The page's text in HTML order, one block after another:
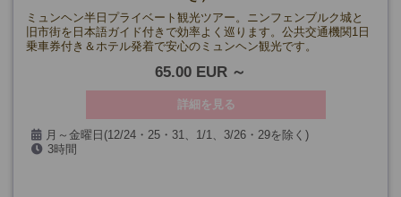
ミュンヘン半日プライベート観光ツアー。ニンフェンブルク城と
旧市街を日本語ガイド付きで効率よく巡ります。公共交通機関1日
乗車券付き＆ホテル発着で安心のミュンヘン観光です。
65.00 EUR
詳細を見る
月～金曜日(12/24・25・31、1/1、3/26・29を除く)
3時間